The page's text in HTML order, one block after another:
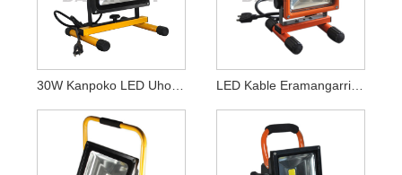
30W Kanpoko LED Uholde-Argi Eramangarria LED Kable Eramangarria Lanerako Argia AC Flood Lanpara